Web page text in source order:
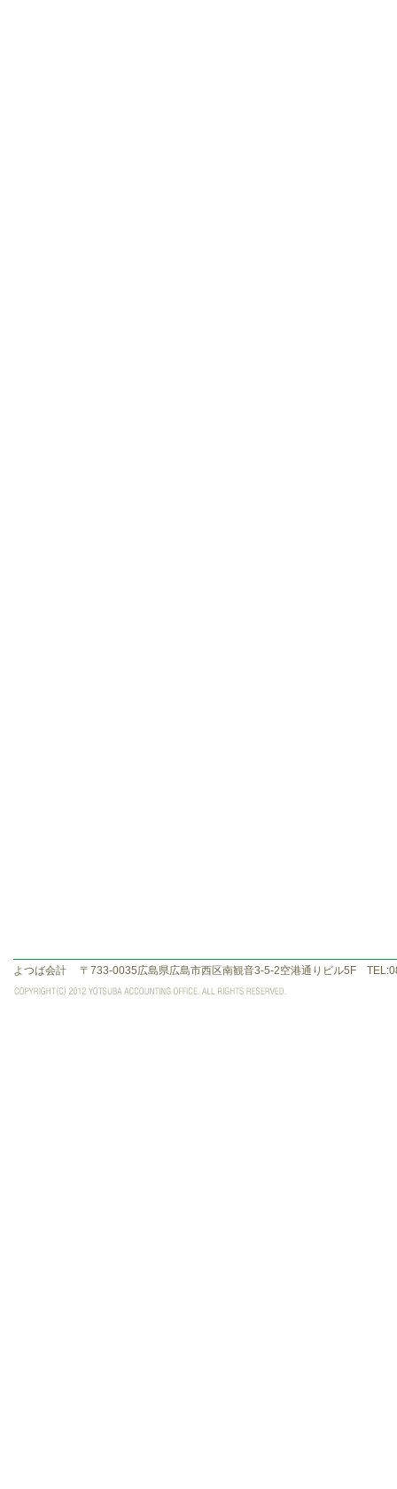
よつば会計 〒733-0035広島県広島市西区南観音3-5-2空港通りビル5F